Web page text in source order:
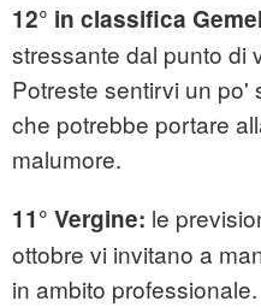
12° in classifica
stressante dal punto di
Potreste sentirvi un po'
che potrebbe portare
malumore.
11° Vergine: le
ottobre vi invitano a
in ambito professionale.